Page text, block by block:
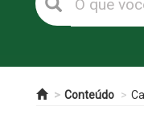
Conteúdo